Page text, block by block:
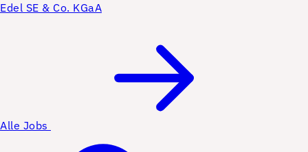
Edel SE & Co. KGaA
Alle Jobs